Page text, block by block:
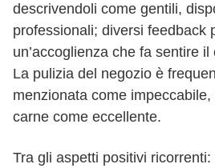
descrivendoli come gentili,
professionali; diversi feedback
un’accoglienza che fa sentire
La pulizia del negozio è
menzionata come
carne come eccellente.
Tra gli aspetti positivi